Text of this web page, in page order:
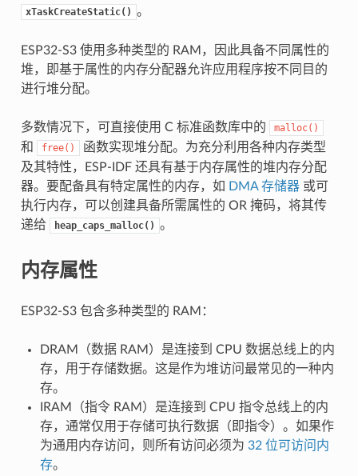
xTaskCreateStatic() 。
ESP32-S3 使用多种类型的 RAM，因此具备不同属性的
堆，即基于属性的内存分配器允许应用程序按不同目的
进行堆分配。
多数情况下，可直接使用 C 标准函数库中的 malloc()
和 free()
函数实现堆分配。为充分利用各种内存类型
及其特性，ESP-IDF 还具有基于内存属性的堆内存分配
器。要配备具有特定属性的内存，如
DMA 存储器或可
执行内存，可以创建具备所需属性的 OR 掩码，将其传
递给
heap_caps_malloc() 。
内存属性
ESP32-S3 包含多种类型的 RAM：
DRAM（数据 RAM）是连接到 CPU 数据总线上的内
存，用于存储数据。这是作为堆访问最常见的一种内
存。
IRAM（指令 RAM）是连接到 CPU 指令总线上的内
存，通常仅用于存储可执行数据（即指令）。如果作
为通用内存访问，则所有访问必须为 32 位可访问内
存。